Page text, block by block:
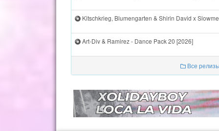
Kitschkrieg, Blumengarten & Shirin David x
Art-Div & Ramirez - Dance Pack 20 [2026]
Все